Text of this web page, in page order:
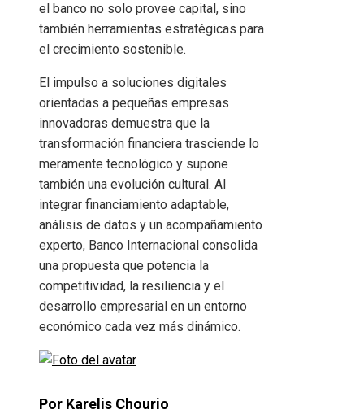
el banco no solo provee capital, sino
también herramientas estratégicas para
el crecimiento sostenible.
El impulso a soluciones digitales
orientadas a pequeñas empresas
innovadoras demuestra que la
transformación financiera trasciende lo
meramente tecnológico y supone
también una evolución cultural. Al
integrar financiamiento adaptable,
análisis de datos y un acompañamiento
experto, Banco Internacional consolida
una propuesta que potencia la
competitividad, la resiliencia y el
desarrollo empresarial en un entorno
económico cada vez más dinámico.
Por Karelis Chourio